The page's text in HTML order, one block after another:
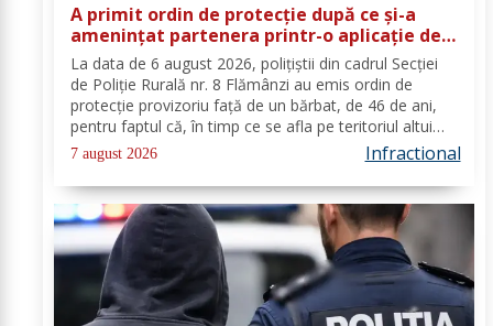
A primit ordin de protecție după ce și-a
amenințat partenera printr-o aplicație de
mesagerie
La data de 6 august 2026, polițiștii din cadrul Secției
de Poliție Rurală nr. 8 Flămânzi au emis ordin de
protecție provizoriu față de un bărbat, de 46 de ani,
pentru faptul că, în timp ce se afla pe teritoriul altui
stat, și-ar fi amenințat partenera, prin intermediul unor
mesaje transmise...
7 august 2026 Infractional